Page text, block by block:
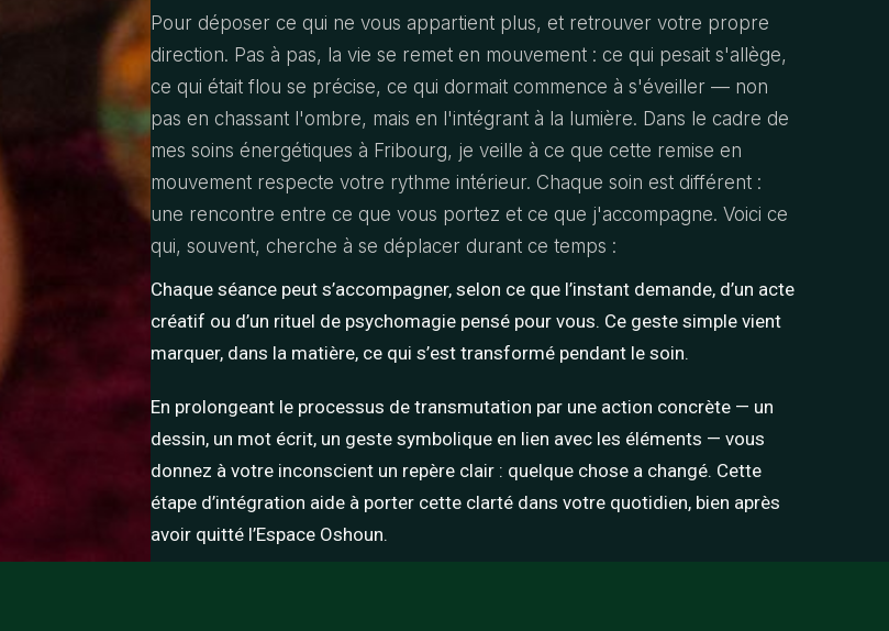
Pour déposer ce qui ne vous appartient plus, et retrouver votre propre
direction. Pas à pas, la vie se remet en mouvement : ce qui pesait s'allège,
ce qui était flou se précise, ce qui dormait commence à s'éveiller — non
pas en chassant l'ombre, mais en l'intégrant à la lumière. Dans le cadre de
mes soins énergétiques à Fribourg, je veille à ce que cette remise en
mouvement respecte votre rythme intérieur. Chaque soin est différent :
une rencontre entre ce que vous portez et ce que j'accompagne. Voici ce
qui, souvent, cherche à se déplacer durant ce temps :
Chaque séance peut s’accompagner, selon ce que l’instant demande, d’un acte
créatif ou d’un rituel de psychomagie pensé pour vous. Ce geste simple vient
marquer, dans la matière, ce qui s’est transformé pendant le soin.
En prolongeant le processus de transmutation par une action concrète — un
dessin, un mot écrit, un geste symbolique en lien avec les éléments — vous
donnez à votre inconscient un repère clair : quelque chose a changé. Cette
étape d’intégration aide à porter cette clarté dans votre quotidien, bien après
avoir quitté l’Espace Oshoun.